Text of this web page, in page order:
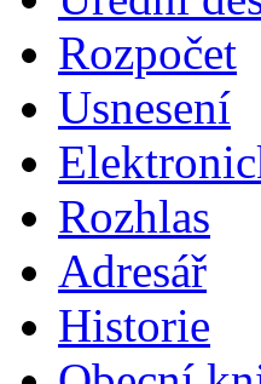
Rozpočet
Usnesení
Rozhlas
Adresář
Historie